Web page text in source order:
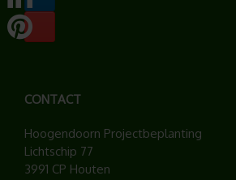
CONTACT
Hoogendoorn Projectbeplanting
Lichtschip 77
3991 CP Houten